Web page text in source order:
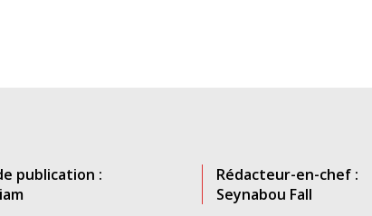
publication :
Rédacteur-en-chef :
Seynabou Fall